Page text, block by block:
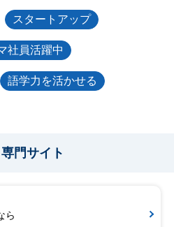
スタートアップ
社員活躍中
語学力を活かせる
専門サイト
ら